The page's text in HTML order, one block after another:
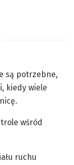
są potrzebne,
kiedy wiele
ruchu